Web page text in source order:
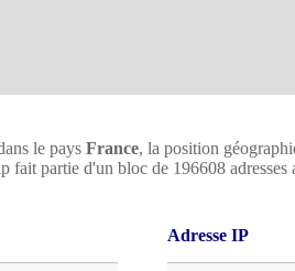
le pays France, la position
fait partie d'un bloc de 196608 adresses
Adresse IP